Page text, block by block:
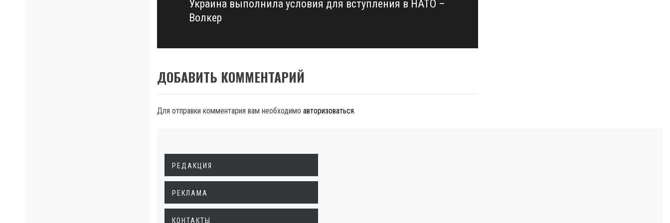
Next
post:
Украина выполнила условия для вступления в НАТО –
Волкер
ДОБАВИТЬ КОММЕНТАРИЙ
Для отправки комментария вам необходимо авторизоваться.
РЕДАКЦИЯ
РЕКЛАМА
КОНТАКТЫ